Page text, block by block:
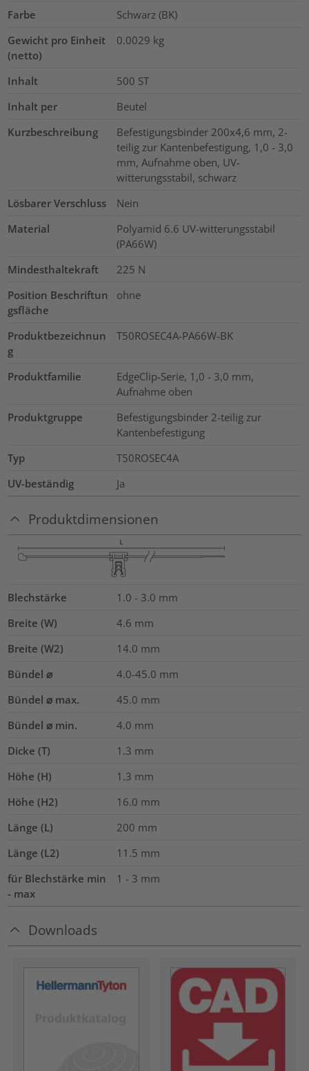
Farbe
Schwarz (BK)
Gewicht pro Einheit
(netto)
0.0029 kg
Inhalt 500 ST
Inhalt per
Beutel
Kurzbeschreibung
Befestigungsbinder 200x4,6 mm, 2-
teilig zur Kantenbefestigung, 1,0 - 3,0
mm, Aufnahme oben, UV-
witterungsstabil, schwarz
Lösbarer Verschluss
Nein
Material
Polyamid 6.6 UV-witterungsstabil
(PA66W)
Mindesthaltekraft
225 N
Position Beschriftun
gsfläche
ohne
Produktbezeichnun
g
T50ROSEC4A-PA66W-BK
Produktfamilie
EdgeClip-Serie, 1,0 - 3,0 mm,
Aufnahme oben
Produktgruppe
Befestigungsbinder 2-teilig zur
Kantenbefestigung
Typ
T50ROSEC4A
UV-beständig
Ja
Produktdimensionen
Blechstärke 1.0 - 3.0 mm
Breite (W)
4.6 mm
Breite (W2)
14.0 mm
Bündel ⌀
4.0-45.0 mm
Bündel ⌀ max.
45.0 mm
Bündel ⌀ min.
4.0 mm
Dicke (T)
1.3 mm
Höhe (H)
1.3 mm
Höhe (H2)
16.0 mm
Länge (L)
200 mm
Länge (L2)
11.5 mm
für Blechstärke min
- max
1 - 3 mm
Downloads